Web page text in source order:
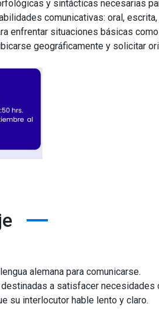
y sintácticas necesarias
comunicativas: oral,
enfrentar situaciones básicas
geográficamente y solicitar
alemana para comunicarse.
a satisfacer necesidades
su interlocutor hable lento y claro.